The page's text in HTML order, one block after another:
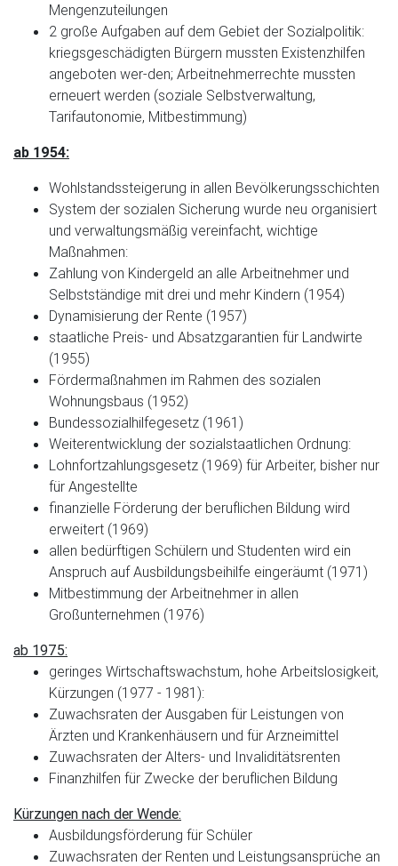
Mengenzuteilungen
2 große Aufgaben auf dem Gebiet der Sozialpolitik:
kriegsgeschädigten Bürgern mussten Existenzhilfen
angeboten wer-den; Arbeitnehmerrechte mussten
erneuert werden (soziale Selbstverwaltung,
Tarifautonomie, Mitbestimmung)
ab 1954:
Wohlstandssteigerung in allen Bevölkerungsschichten
System der sozialen Sicherung wurde neu organisiert
und verwaltungsmäßig vereinfacht, wichtige
Maßnahmen:
Zahlung von Kindergeld an alle Arbeitnehmer und
Selbstständige mit drei und mehr Kindern (1954)
Dynamisierung der Rente (1957)
staatliche Preis- und Absatzgarantien für Landwirte
(1955)
Fördermaßnahmen im Rahmen des sozialen
Wohnungsbaus (1952)
Bundessozialhilfegesetz (1961)
Weiterentwicklung der sozialstaatlichen Ordnung:
Lohnfortzahlungsgesetz (1969) für Arbeiter, bisher nur
für Angestellte
finanzielle Förderung der beruflichen Bildung wird
erweitert (1969)
allen bedürftigen Schülern und Studenten wird ein
Anspruch auf Ausbildungsbeihilfe eingeräumt (1971)
Mitbestimmung der Arbeitnehmer in allen
Großunternehmen (1976)
ab 1975:
geringes Wirtschaftswachstum, hohe Arbeitslosigkeit,
Kürzungen (1977 - 1981):
Zuwachsraten der Ausgaben für Leistungen von
Ärzten und Krankenhäusern und für Arzneimittel
Zuwachsraten der Alters- und Invaliditätsrenten
Finanzhilfen für Zwecke der beruflichen Bildung
Kürzungen nach der Wende:
Ausbildungsförderung für Schüler
Zuwachsraten der Renten und Leistungsansprüche an